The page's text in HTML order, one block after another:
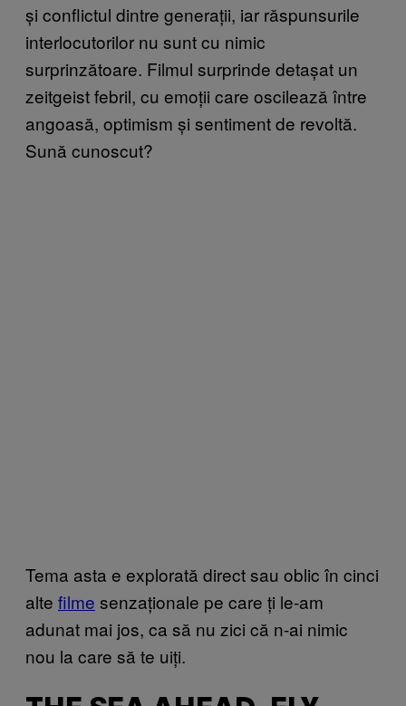
și conflictul dintre generații, iar răspunsurile
interlocutorilor nu sunt cu nimic
surprinzătoare. Filmul surprinde detașat un
zeitgeist febril, cu emoții care oscilează între
angoasă, optimism și sentiment de revoltă.
Sună cunoscut?
Tema asta e explorată direct sau oblic în cinci
alte filme senzaționale pe care ți le-am
adunat mai jos, ca să nu zici că n-ai nimic
nou la care să te uiți.